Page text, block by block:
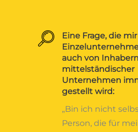
Eine Frage, die
auch von Inhabern
mittelständischer
Unternehmen
gestellt wird:
„Bin ich nicht
Person, die für